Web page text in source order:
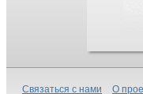
Связаться с нами О